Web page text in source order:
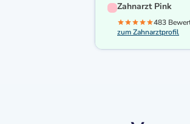
Zahnarzt Pink
483
zum Zahnarztprofil